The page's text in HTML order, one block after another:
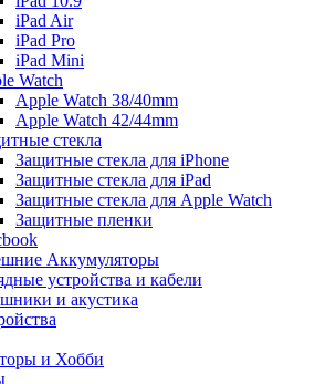
iPad Air
iPad Pro
iPad Mini
Watch
Apple Watch 38/40mm
Apple Watch 42/44mm
стекла
Защитные стекла для iPhone
Защитные стекла для iPad
Защитные стекла для Apple Watch
Защитные пленки
Аккумуляторы
устройства и кабели
и акустика
и Хобби